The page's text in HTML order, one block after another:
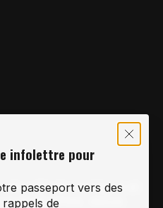
vélo de montagne et
de Montréal, depuis
infolettre pour
passeport vers des
de